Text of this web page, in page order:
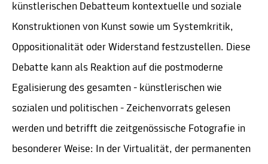
künstlerischen Debatteum kontextuelle und soziale
Konstruktionen von Kunst sowie um Systemkritik,
Oppositionalität oder Widerstand festzustellen. Diese
Debatte kann als Reaktion auf die postmoderne
Egalisierung des gesamten - künstlerischen wie
sozialen und politischen - Zeichenvorrats gelesen
werden und betrifft die zeitgenössische Fotografie in
besonderer Weise: In der Virtualität, der permanenten